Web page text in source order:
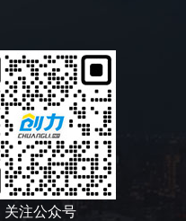
关注公众号